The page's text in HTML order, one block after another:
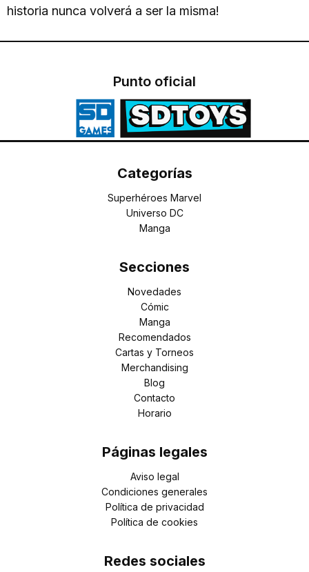
historia nunca volverá a ser la misma!
Punto oficial
Categorías
Superhéroes Marvel
Universo DC
Manga
Secciones
Novedades
Cómic
Manga
Recomendados
Cartas y Torneos
Merchandising
Blog
Contacto
Horario
Páginas legales
Aviso legal
Condiciones generales
Política de privacidad
Política de cookies
Redes sociales